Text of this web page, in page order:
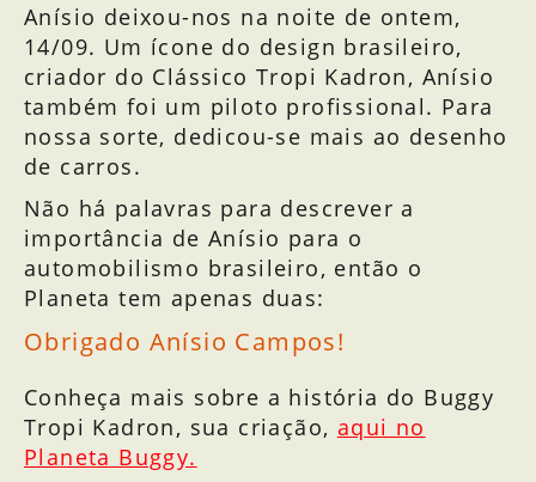
Anísio deixou-nos na noite de ontem,
14/09. Um ícone do design brasileiro,
criador do Clássico Tropi Kadron, Anísio
também foi um piloto profissional. Para
nossa sorte, dedicou-se mais ao desenho
de carros.
Não há palavras para descrever a
importância de Anísio para o
automobilismo brasileiro, então o
Planeta tem apenas duas:
Obrigado Anísio Campos!
Conheça mais sobre a história do Buggy
Tropi Kadron, sua criação, aqui no
Planeta Buggy.